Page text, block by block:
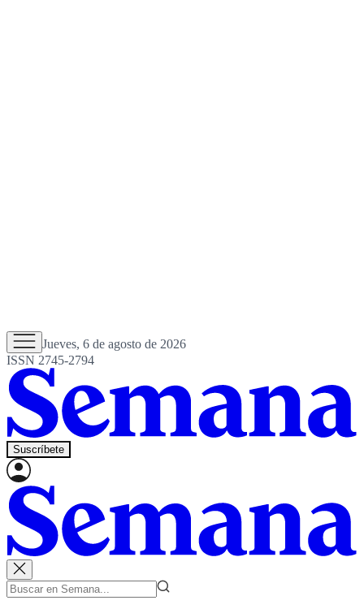
Jueves, 6 de agosto de 2026
ISSN 2745-2794
Suscríbete